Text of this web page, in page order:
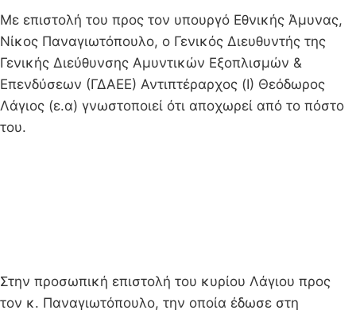
Με επιστολή του προς τον υπουργό Εθνικής Άμυνας,
Νίκος Παναγιωτόπουλο, ο Γενικός Διευθυντής της
Γενικής Διεύθυνσης Αμυντικών Εξοπλισμών &
Επενδύσεων (ΓΔΑΕΕ) Αντιπτέραρχος (Ι) Θεόδωρος
Λάγιος (ε.α) γνωστοποιεί ότι αποχωρεί από το πόστο
του.
Στην προσωπική επιστολή του κυρίου Λάγιου προς
τον κ. Παναγιωτόπουλο, την οποία έδωσε στη